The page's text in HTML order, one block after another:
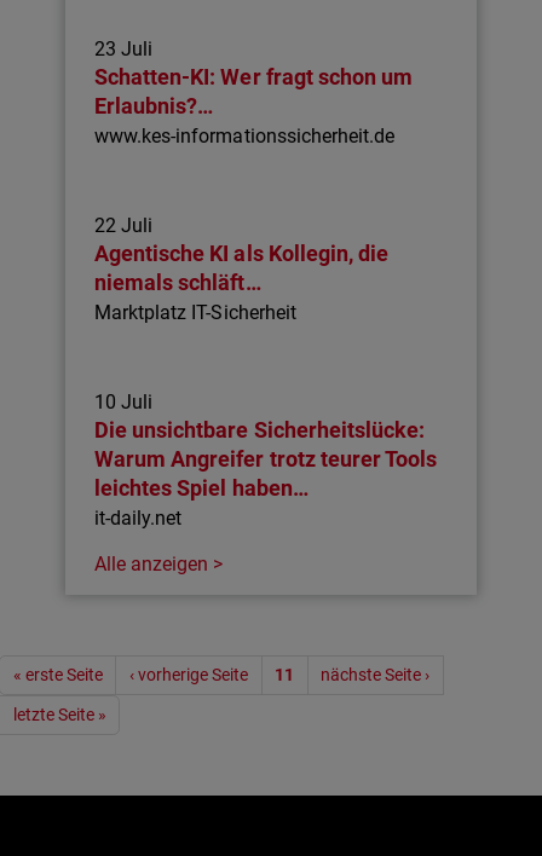
23 Juli
Schatten-KI: Wer fragt schon um
Erlaubnis?…
www.kes-informationssicherheit.de
22 Juli
Agentische KI als Kollegin, die
niemals schläft…
Marktplatz IT-Sicherheit
10 Juli
Die unsichtbare Sicherheitslücke:
Warum Angreifer trotz teurer Tools
leichtes Spiel haben…
it-daily.net
Alle anzeigen >
Seitennummerierung
« erste Seite ‹ vorherige Seite 11 nächste Seite ›
letzte Seite »